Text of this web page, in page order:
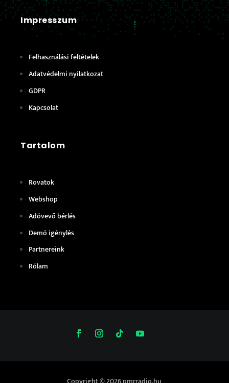
Impresszum
Felhasználási feltételek
Adatvédelmi nyilatkozat
GDPR
Kapcsolat
Tartalom
Rovatok
Webshop
Adóvevő bérlés
Demó igénylés
Partnereink
Rólam